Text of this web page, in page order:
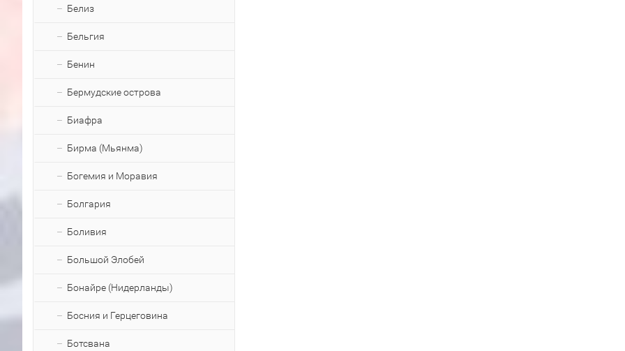
Белиз
Бельгия
Бенин
Бермудские острова
Биафра
Бирма (Мьянма)
Богемия и Моравия
Болгария
Боливия
Большой Элобей
Бонайре (Нидерланды)
Босния и Герцеговина
Ботсвана